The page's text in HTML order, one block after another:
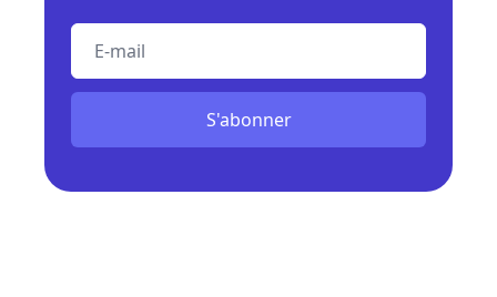
E-mail
S'abonner